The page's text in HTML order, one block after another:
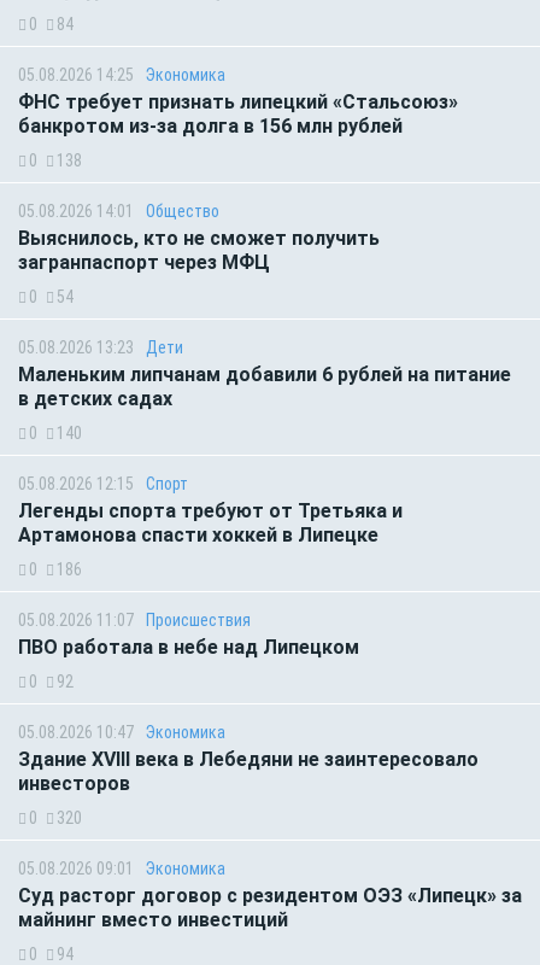
0 84
05.08.2026 14:25 Экономика
ФНС требует признать липецкий «Стальсоюз»
банкротом из-за долга в 156 млн рублей
0 138
05.08.2026 14:01 Общество
Выяснилось, кто не сможет получить
загранпаспорт через МФЦ
0 54
05.08.2026 13:23 Дети
Маленьким липчанам добавили 6 рублей на питание
в детских садах
0 140
05.08.2026 12:15 Спорт
Легенды спорта требуют от Третьяка и
Артамонова спасти хоккей в Липецке
0 186
05.08.2026 11:07 Происшествия
ПВО работала в небе над Липецком
0 92
05.08.2026 10:47 Экономика
Здание XVIII века в Лебедяни не заинтересовало
инвесторов
0 320
05.08.2026 09:01 Экономика
Суд расторг договор с резидентом ОЭЗ «Липецк» за
майнинг вместо инвестиций
0 94